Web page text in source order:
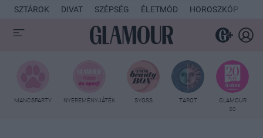
SZTÁROK DIVAT SZÉPSÉG ÉLETMÓD HOROSZKÓP
MANCSPARTY NYEREMÉNYJÁTÉK SYOSS TAROT
GLAMOUR
20